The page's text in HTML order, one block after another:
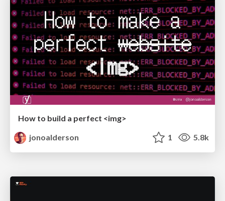
How to build a perfect <img>
jonoalderson
1 5.8k